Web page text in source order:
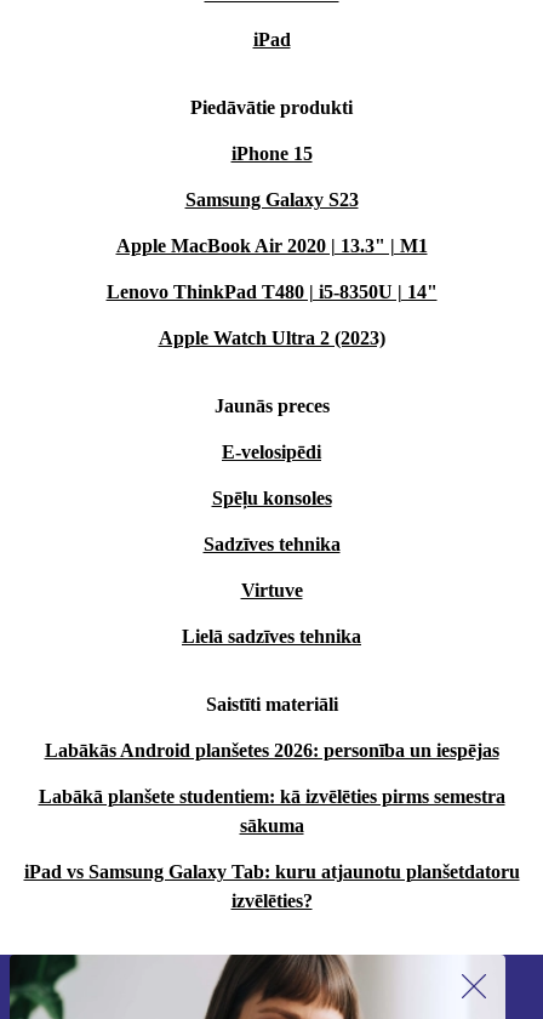
iPad
Piedāvātie produkti
iPhone 15
Samsung Galaxy S23
Apple MacBook Air 2020 | 13.3" | M1
Lenovo ThinkPad T480 | i5-8350U | 14"
Apple Watch Ultra 2 (2023)
Jaunās preces
E-velosipēdi
Spēļu konsoles
Sadzīves tehnika
Virtuve
Lielā sadzīves tehnika
Saistīti materiāli
Labākās Android planšetes 2026: personība un iespējas
Labākā planšete studentiem: kā izvēlēties pirms semestra
sākuma
iPad vs Samsung Galaxy Tab: kuru atjaunotu planšetdatoru
izvēlēties?
Piesakieties mūsu jaunumu